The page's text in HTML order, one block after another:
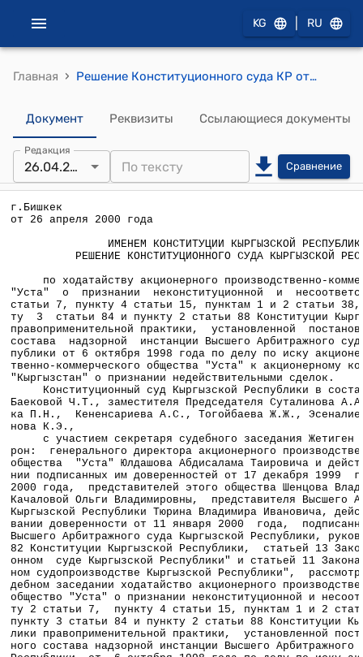
KG RU
Главная › Решение Конституционного суда КР от 26 апреля 2000 года (По ходатайству АО "Уста" о признании неконституционной и несоответствующей пункту 2 статьи 7, пункту 4 статьи 15, пунктам 1 и 2 статьи 38, статье 79, пункту 3 статьи 84 и пункту 2 статьи 88 Конституции КР правоприменительной практики, установленной постановлением судебного состава надзорной инстанции Высшего Арбитражного суда КР от 6 октября 1998 года по делу по иску АО "Уста" к АКБ "Кыргызстан" о признании недействительными сделок)
Документ Реквизиты Ссылающиеся документы
Редакция
26.04.2000 Сравнение